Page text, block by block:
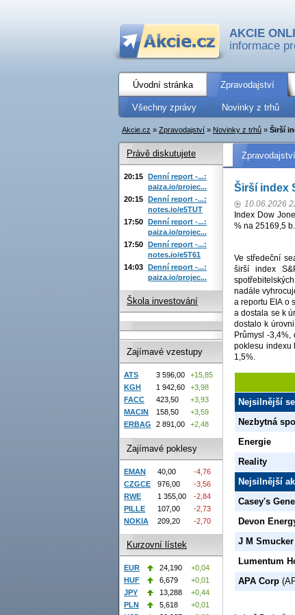
AKCIE
informace
Úvodní stránka Zpravodajství
Všechny zprávy Novinky z trhů
Akcie.cz » Zpravodajství » Novinky z trhů » Širší
Zpravodajství
Širší index
10.06.2026
Index Dow
% na 25169,5 b.
Ve středeční
širší index
nadále
a reportu EIA o
a dostala se k
dostalo k
Průmysl -3,4%,
poklesu indexu
1,5%.
Nejsilnější
Nezbytná
Energie
Reality
Nejsilnější
Casey's
Devon
J M Smucker
Lumentum
APA Corp
Právě diskutujete
20:15 Denní report -...:
paiza.io/projec...
20:15 Denní report -...:
notes.io/e5TUT
17:50 Denní report -...:
paiza.io/projec...
17:50 Denní report -...:
notes.io/e5T61
14:03 Denní report -...:
paiza.io/projec...
Škola investování
Zajímavé vzestupy
ATS 3 596,00
+15,85
KGH
1 942,60
+3,98
FACC
423,50
+3,93
MACIN
158,50
+3,59
ERBAG
2 891,00 +2,48
Zajímavé poklesy
EMAN 40,00
-4,76
CZGCE
976,00
-3,56
RWE
1 355,00
-2,84
PILLE
107,00
-2,73
NOKIA
209,20 -2,70
Kurzovní lístek
EUR 24,190
+0,04
HUF
6,679
+0,01
JPY
13,288
+0,44
PLN
5,618
+0,01